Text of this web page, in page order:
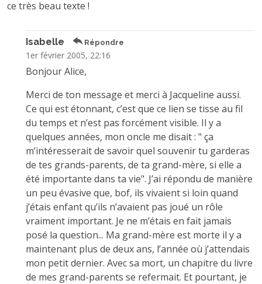
ce très beau texte !
Isabelle Répondre
1er février 2005, 22:16
Bonjour Alice,
Merci de ton message et merci à Jacqueline aussi.
Ce qui est étonnant, c’est que ce lien se tisse au fil
du temps et n’est pas forcément visible. Il y a
quelques années, mon oncle me disait : " ça
m’intéresserait de savoir quel souvenir tu garderas
de tes grands-parents, de ta grand-mère, si elle a
été importante dans ta vie". J’ai répondu de manière
un peu évasive que, bof, ils vivaient si loin quand
j’étais enfant qu’ils n’avaient pas joué un rôle
vraiment important. Je ne m’étais en fait jamais
posé la question... Ma grand-mère est morte il y a
maintenant plus de deux ans, l’année où j’attendais
mon petit dernier. Avec sa mort, un chapitre du livre
de mes grand-parents se refermait. Et pourtant, je